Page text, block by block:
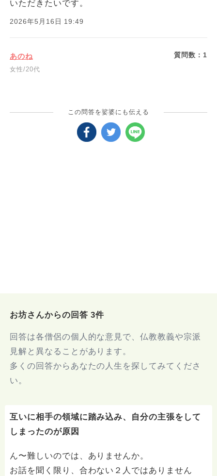
いただきたいです。
2026年5月16日 19:49
あのね
女性/20代
質問数： 1
この問答を娑婆にも伝える
お坊さんからの回答 3件
回答は各僧侶の個人的な意見で、仏教教義や宗派
見解と異なることがあります。
多くの回答からあなたの人生を探してみてくださ
い。
互いに相手の領域に踏み込み、自分の主張をして
しまったのが原因
ん〜難しいのでは、ありませんか。
お話を聞く限り、合わない２人ではありません